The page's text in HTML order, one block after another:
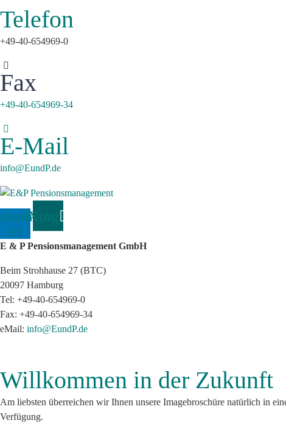
Telefon
+49-40-654969-0
Fax
+49-40-654969-34
E-Mail
info@EundP.de
in
Xing
E & P Pensionsmanagement GmbH
Beim Strohhause 27 (BTC)
20097 Hamburg
Tel: +49-40-654969-0
Fax: +49-40-654969-34
eMail: info@EundP.de
Willkommen in der Zukunft
Am liebsten überreichen wir Ihnen unsere Imagebroschüre natürlich in
Verfügung.